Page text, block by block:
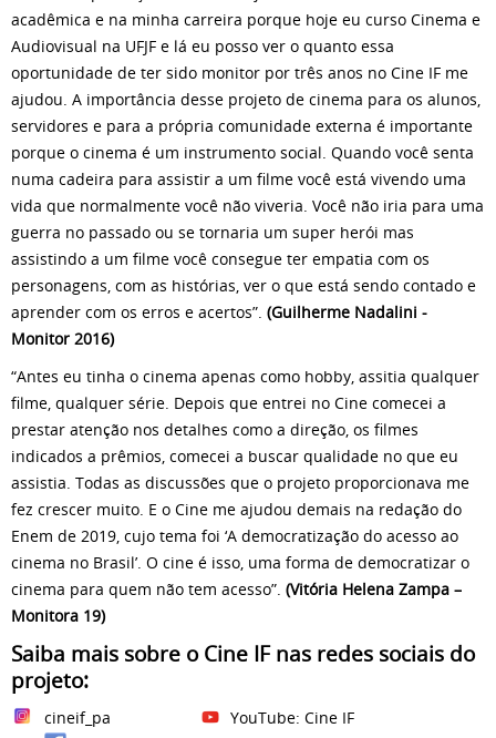
acadêmica e na minha carreira porque hoje eu curso Cinema e
Audiovisual na UFJF e lá eu posso ver o quanto essa
oportunidade de ter sido monitor por três anos no Cine IF me
ajudou. A importância desse projeto de cinema para os alunos,
servidores e para a própria comunidade externa é importante
porque o cinema é um instrumento social. Quando você senta
numa cadeira para assistir a um filme você está vivendo uma
vida que normalmente você não viveria. Você não iria para uma
guerra no passado ou se tornaria um super herói mas
assistindo a um filme você consegue ter empatia com os
personagens, com as histórias, ver o que está sendo contado e
aprender com os erros e acertos”. (Guilherme Nadalini -
Monitor 2016)
“Antes eu tinha o cinema apenas como hobby, assitia qualquer
filme, qualquer série. Depois que entrei no Cine comecei a
prestar atenção nos detalhes como a direção, os filmes
indicados a prêmios, comecei a buscar qualidade no que eu
assistia. Todas as discussões que o projeto proporcionava me
fez crescer muito. E o Cine me ajudou demais na redação do
Enem de 2019, cujo tema foi ‘A democratização do acesso ao
cinema no Brasil’. O cine é isso, uma forma de democratizar o
cinema para quem não tem acesso”. (Vitória Helena Zampa –
Monitora 19)
Saiba mais sobre o Cine IF nas redes sociais do
projeto:
cineif_pa
YouTube: Cine IF